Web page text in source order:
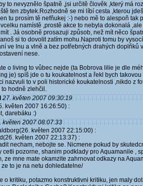
to nevyznělo špatně ,jsi určitě člověk ,který má
ten zbytek.Rozhodně se mi líbí cesta ,kterou
tu prosím tě nefňukej :-) nebo mě to alespoň tak
vcelku namístě ,prostě akce to nebyla dokonalá
. Já osobně prosazuji způsob, než mít něco
si to dovolit zatím mohu.Naproti tomu by
ve lnu a vlně a bez potřebných drahých doplňků
nese.
o living to vůbec nejde (ta Bobrova lilie je dle
je) spíš jde o tu koukatelnost a řekl bych
nazvuli to v poli historické koukatelnosti ,nikdo z
to hodně zlehčil.
27. květen 2007 09:30:19
květen 2007 16:26:50) :
darebáku :)
květen 2007 08:07:33
květen 2007 22:15:00) :
květen 2007 22:13:37) :
necham, nebojte se. Nicmene pokud by
cetli pozorne, shanim podklady pro Aquamanile ,
ze mne mate okamzite zahrnovat odkazy na
to je na netu dohledatelne/
o kritiku, potazmo konstruktivni kritiku, jen maly